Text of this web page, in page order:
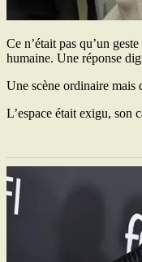
Ce n’était pas qu’un
humaine. Une réponse
Une scène ordinaire mais
L’espace était exigu, son